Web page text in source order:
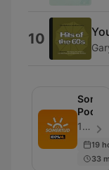
10
100% NL - Aflevering 104
19
33